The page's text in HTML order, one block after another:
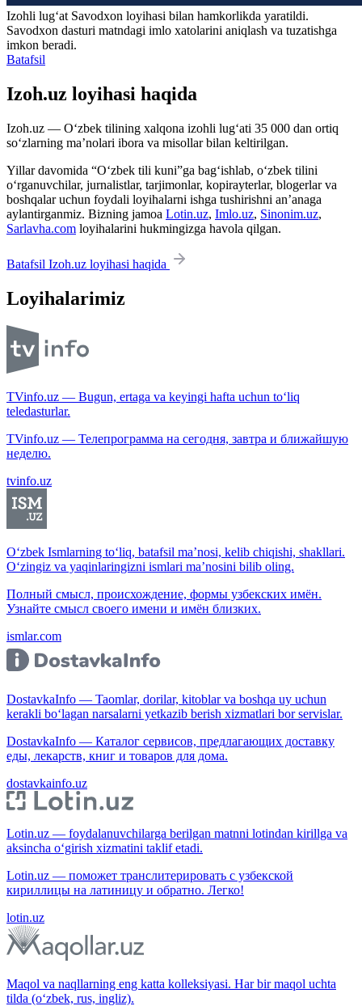
Izohli lugʻat Savodxon loyihasi bilan hamkorlikda yaratildi.
Savodxon dasturi matndagi imlo xatolarini aniqlash va tuzatishga
imkon beradi.
Batafsil
Izoh.uz loyihasi haqida
Izoh.uz — O‘zbek tilining xalqona izohli lug‘ati 35 000 dan ortiq
so‘zlarning ma’nolari ibora va misollar bilan keltirilgan.
Yillar davomida “O‘zbek tili kuni”ga bag‘ishlab, o‘zbek tilini
o‘rganuvchilar, jurnalistlar, tarjimonlar, kopirayterlar, blogerlar va
boshqalar uchun foydali loyihalarni ishga tushirishni an’anaga
aylantirganmiz. Bizning jamoa Lotin.uz, Imlo.uz, Sinonim.uz,
Sarlavha.com loyihalarini hukmingizga havola qilgan.
Batafsil Izoh.uz loyihasi haqida
Loyihalarimiz
TVinfo.uz — Bugun, ertaga va keyingi hafta uchun to‘liq
teledasturlar.
TVinfo.uz — Телепрограмма на сегодня, завтра и ближайшую
неделю.
tvinfo.uz
O‘zbek Ismlarning to‘liq, batafsil ma’nosi, kelib chiqishi, shakllari.
O‘zingiz va yaqinlaringizni ismlari ma’nosini bilib oling.
Полный смысл, происхождение, формы узбекских имён.
Узнайте смысл своего имени и имён близких.
ismlar.com
DostavkaInfo — Taomlar, dorilar, kitoblar va boshqa uy uchun
kerakli bo‘lagan narsalarni yetkazib berish xizmatlari bor servislar.
DostavkaInfo — Каталог сервисов, предлагающих доставку
еды, лекарств, книг и товаров для дома.
dostavkainfo.uz
Lotin.uz — foydalanuvchilarga berilgan matnni lotindan kirillga va
aksincha o‘girish xizmatini taklif etadi.
Lotin.uz — поможет транслитерировать с узбекской
кириллицы на латиницу и обратно. Легко!
lotin.uz
Maqol va naqllarning eng katta kolleksiyasi. Har bir maqol uchta
tilda (o‘zbek, rus, ingliz).